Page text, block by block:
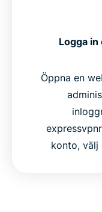
Logga
Öppna en
konto, välj